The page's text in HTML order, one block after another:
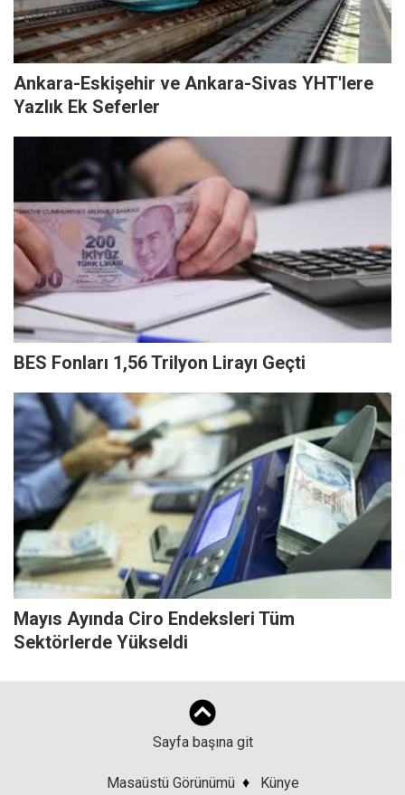
Ankara-Eskişehir ve Ankara-Sivas YHT'lere
Yazlık Ek Seferler
BES Fonları 1,56 Trilyon Lirayı Geçti
Mayıs Ayında Ciro Endeksleri Tüm
Sektörlerde Yükseldi
Sayfa başına git
Masaüstü Görünümü ♦ Künye